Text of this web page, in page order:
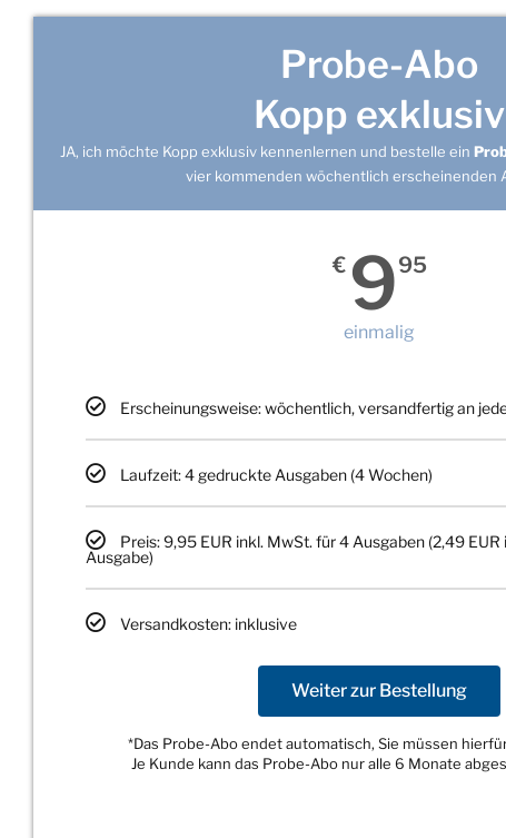
Probe-Abo
Kopp exklusiv
JA, ich möchte Kopp exklusiv kennenlernen und bestelle ein
vier kommenden wöchentlich erscheinenden
€ 995
einmalig
Erscheinungsweise: wöchentlich, versandfertig an
Laufzeit: 4 gedruckte Ausgaben (4 Wochen)
Preis: 9,95 EUR inkl. MwSt. für 4 Ausgaben (2,49 EUR
Ausgabe)
Versandkosten: inklusive
Weiter zur Bestellung
*Das Probe-Abo endet automatisch, Sie müssen
Je Kunde kann das Probe-Abo nur alle 6 Monate